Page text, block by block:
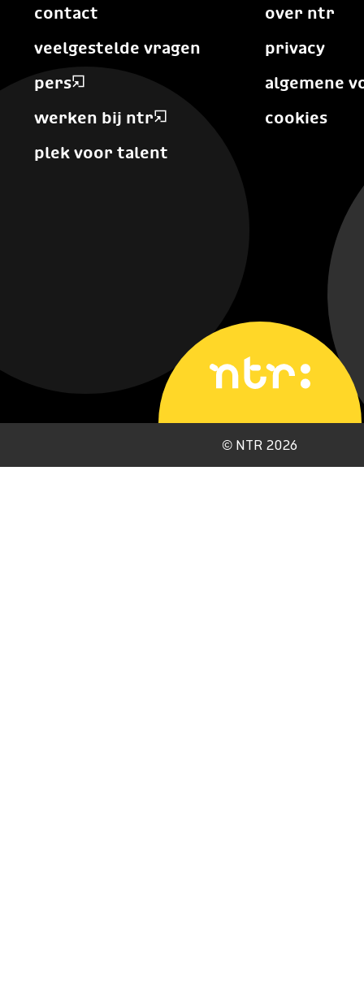
contact
veelgestelde vragen
pers
werken bij ntr
plek voor talent
over ntr
privacy
algemene
cookies
© NTR 2026